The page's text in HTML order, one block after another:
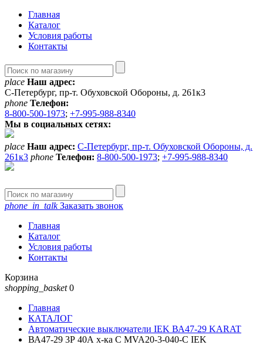
Главная
Каталог
Условия работы
Контакты
place Наш адрес:
С-Петербург, пр-т. Обуховской Обороны, д. 261к3
phone Телефон:
8-800-500-1973; +7-995-988-8340
Мы в социальных сетях:
place Наш адрес: С-Петербург, пр-т. Обуховской Обороны, д.
261к3 phone Телефон: 8-800-500-1973; +7-995-988-8340
phone_in_talkЗаказать звонок
Главная
Каталог
Условия работы
Контакты
Корзина
shopping_basket 0
Главная
КАТАЛОГ
Автоматические выключатели IEK ВА47-29 KARAT
ВА47-29 3Р 40А х-ка С MVA20-3-040-С IEK